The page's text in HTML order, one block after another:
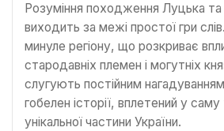
Розуміння походження Луцька та
виходить за межі простої гри
минуле регіону, що розкриває
стародавніх племен і могутніх
слугують постійним
гобелен історії, вплетений у саму
унікальної частини України.